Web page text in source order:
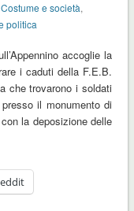
Costume e società,
politica
accoglie la
i caduti della F.E.B.
che trovarono i soldati
il monumento di
la deposizione delle